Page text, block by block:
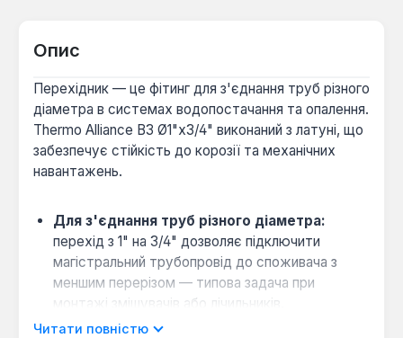
Опис
Перехідник — це фітинг для з'єднання труб різного
діаметра в системах водопостачання та опалення.
Thermo Alliance ВЗ Ø1"х3/4" виконаний з латуні, що
забезпечує стійкість до корозії та механічних
навантажень.
Для з'єднання труб різного діаметра:
перехід з 1" на 3/4" дозволяє підключити
магістральний трубопровід до споживача з
меншим перерізом — типова задача при
монтажі змішувачів або лічильників.
Сумісність з металевими та
Читати повністю